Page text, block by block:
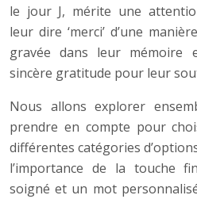
le jour J, mérite une
leur dire ‘merci’ d’une
gravée dans leur mémoire
sincère gratitude pour leur
Nous allons explorer
prendre en compte pour
différentes catégories
l’importance de la touche
soigné et un mot